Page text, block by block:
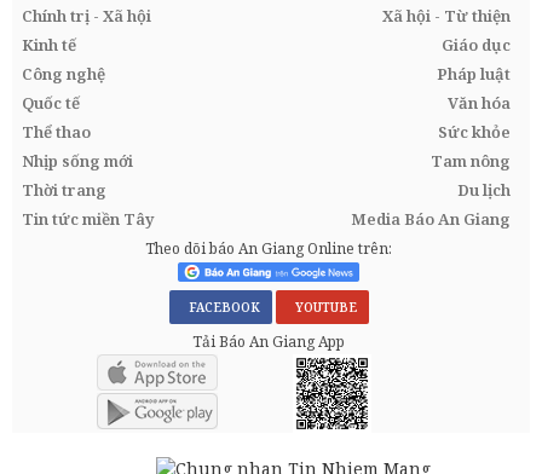
Chính trị - Xã hội
Xã hội - Từ thiện
Kinh tế
Giáo dục
Công nghệ
Pháp luật
Quốc tế
Văn hóa
Thể thao
Sức khỏe
Nhịp sống mới
Tam nông
Thời trang
Du lịch
Tin tức miền Tây
Media Báo An Giang
Theo dõi báo An Giang Online trên:
FACEBOOK YOUTUBE
Tải Báo An Giang App